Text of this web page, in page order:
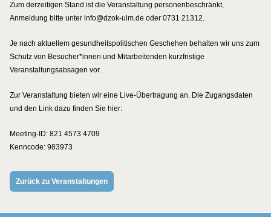
Zum derzeitigen Stand ist die Veranstaltung personenbeschränkt,
Anmeldung bitte unter info@dzok-ulm.de oder 0731 21312.
Je nach aktuellem gesundheitspolitischen Geschehen behalten wir uns zum
Schutz von Besucher*innen und Mitarbeitenden kurzfristige
Veranstaltungsabsagen vor.
Zur Veranstaltung bieten wir eine Live-Übertragung an. Die Zugangsdaten
und den Link dazu finden Sie hier:
Meeting-ID: 821 4573 4709
Kenncode: 983973
Zurück zu Veranstaltungen